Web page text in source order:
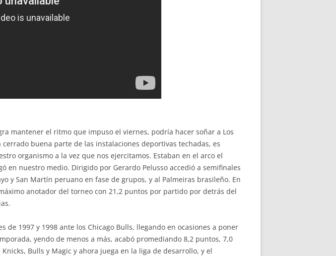
mantener el ritmo que impuso el viernes, podría hacer soñar a Los
buena parte de las instalaciones deportivas techadas, es
organismo a la vez que nos ejercitamos. Estaban en el arco el
en nuestro medio. Dirigido por Gerardo Pelusso accedió a semifinales
y San Martín peruano en fase de grupos, y al Palmeiras brasileño. En
anotador del torneo con 21,2 puntos por partido por detrás del
1997 y 1998 ante los Chicago Bulls, llegando en ocasiones a poner
yendo de menos a más, acabó promediando 8,2 puntos, 7,0
Bulls y Magic y ahora juega en la liga de desarrollo, y el